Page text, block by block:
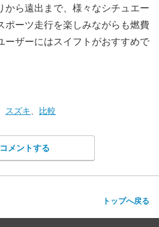
から遠出まで、様々なシチュエー
ポーツ走行を楽しみながらも燃費
ーザーにはスイフトがおすすめで
スズキ 比較
コメントする
トップへ戻る